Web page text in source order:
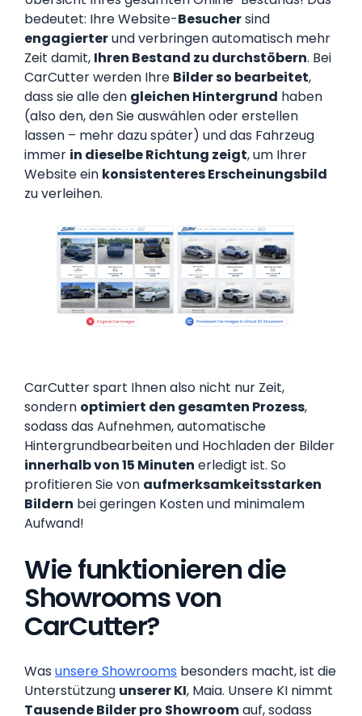
bedeutet: Ihre Website-Besuchersind
engagierterund verbringen automatisch mehr
Zeit damit, Ihren Bestand zu durchstöbern. Bei
CarCutter werden Ihre Bilder so bearbeitet,
dass sie alle den gleichen Hintergrund haben
(also den, den Sie auswählen oder erstellen
lassen – mehr dazu später) und das Fahrzeug
immer in dieselbe Richtung zeigt, um Ihrer
Website ein konsistenteres Erscheinungsbild
zu verleihen.
CarCutter spart Ihnen also nicht nur Zeit,
sondern optimiert den gesamten Prozess,
sodass das Aufnehmen, automatische
Hintergrundbearbeiten und Hochladen der Bilder
innerhalb von 15 Minuten erledigt ist. So
profitieren Sie von aufmerksamkeitsstarken
Bildern bei geringen Kosten und minimalem
Aufwand!
Wie funktionieren die
Showrooms von
CarCutter?
Was unsere Showrooms besonders macht, ist die
Unterstützung unserer KI, Maia. Unsere KI nimmt
Tausende Bilder pro Showroomauf, sodass